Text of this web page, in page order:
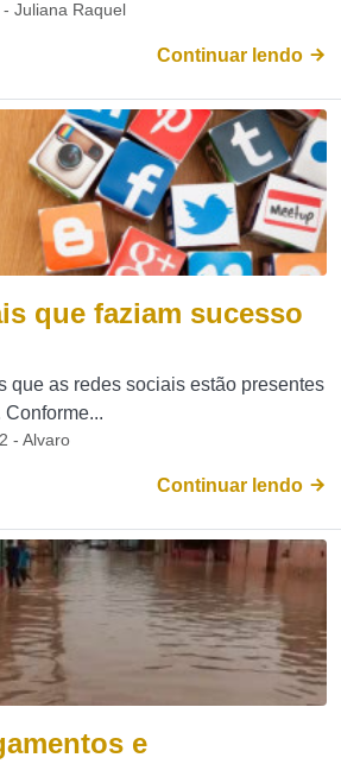
Juliana Raquel
Continuar lendo
que faziam sucesso
que as redes sociais estão presentes
- Alvaro
Continuar lendo
e